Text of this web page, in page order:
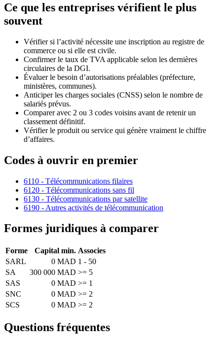
Ce que les entreprises vérifient le plus
souvent
Vérifier si l’activité nécessite une inscription au registre de
commerce ou si elle est civile.
Confirmer le taux de TVA applicable selon les dernières
circulaires de la DGI.
Évaluer le besoin d’autorisations préalables (préfecture,
ministères, communes).
Anticiper les charges sociales (CNSS) selon le nombre de
salariés prévus.
Comparer avec 2 ou 3 codes voisins avant de retenir un
classement définitif.
Vérifier le produit ou service qui génère vraiment le chiffre
d’affaires.
Codes à ouvrir en premier
6110 - Télécommunications filaires
6120 - Télécommunications sans fil
6130 - Télécommunications par satellite
6190 - Autres activités de télécommunication
Formes juridiques à comparer
Forme Capital min. Associes
SARL
0 MAD 1 - 50
SA
300 000 MAD >= 5
SAS
0 MAD >= 1
SNC
0 MAD >= 2
SCS
0 MAD >= 2
Questions fréquentes